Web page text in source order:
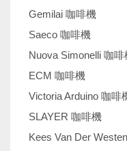
Gemilai 咖啡機
Saeco 咖啡機
Nuova Simonelli 咖啡
ECM 咖啡機
Victoria Arduino 咖啡
SLAYER 咖啡機
Kees Van Der